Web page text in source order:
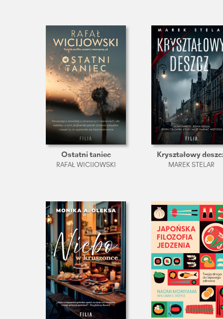
Ostatni taniec
RAFAŁ WICIJOWSKI
Kryształowy
MAREK STELAR